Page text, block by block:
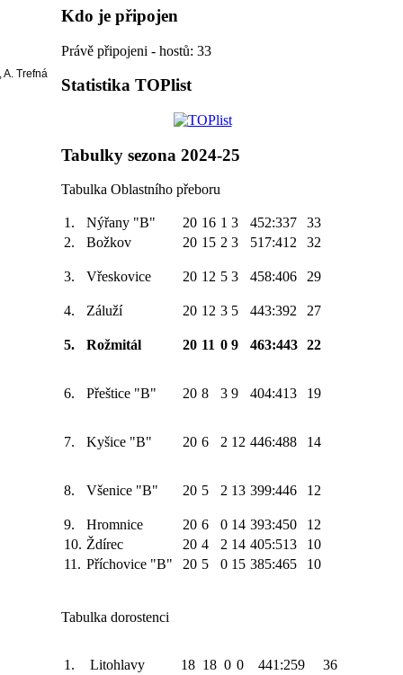
A. Trefná
Kdo je připojen
Právě připojeni - hostů: 33
Statistika TOPlist
Tabulky sezona 2024-25
Tabulka Oblastního přeboru
1. Nýřany "B" 20 16 1 3 452:337
33
2.
Božkov 20 15 2 3 517:412 32
3. Vřeskovice 20 12 5 3 458:406 29
4. Záluží 20 12 3 5 443:392 27
5. Rožmitál 20 11 0 9 463:443 22
6. Přeštice "B" 20 8 3 9 404:413 19
7. Kyšice "B" 20 6 2 12 446:488 14
8. Všenice "B" 20 5 2 13 399:446 12
9. Hromnice 20 6 0 14 393:450
12
10. Ždírec 20 4 2 14 405:513
10
11. Příchovice "B" 20 5 0 15 385:465 10
Tabulka dorostenci
1. Litohlavy 18 18 0 0 441:259 36